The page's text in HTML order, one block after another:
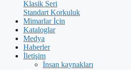
Klasik Seri
Standart Korkuluk
Mimarlar İçin
Kataloglar
Medya
Haberler
İletişim
İnsan kaynakları